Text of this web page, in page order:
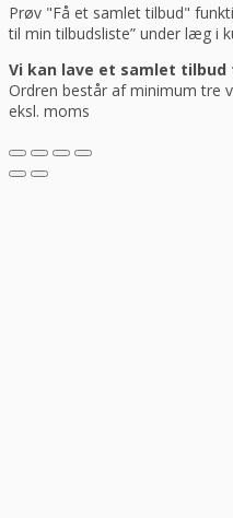
Prøv "Få et samlet tilbud"
til min tilbudsliste” under læg i
Vi kan lave et samlet tilbud
Ordren består af minimum tre
eksl. moms